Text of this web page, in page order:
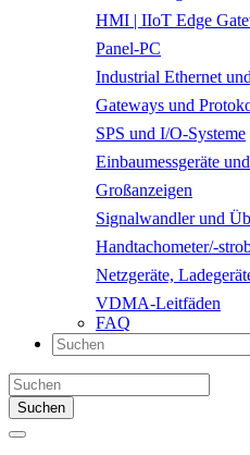
HMI | IIoT Edge
Panel-PC
Industrial Ethernet
Gateways und
SPS und I/O-Systeme
Einbaumessgeräte
Großanzeigen
Signalwandler und
Handtachometer/-
Netzgeräte,
VDMA-Leitfäden
FAQ
Suchen